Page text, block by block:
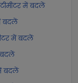
में बदलें
बदलें
में बदलें
बदलें
बदलें